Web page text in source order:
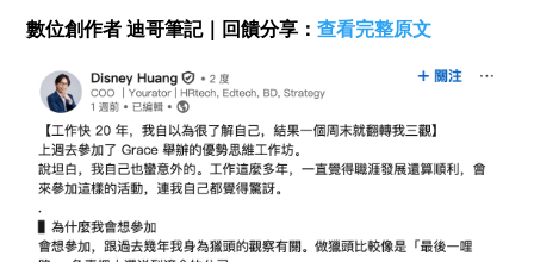
數位創作者 迪哥筆記｜回饋分享：查看完整原文